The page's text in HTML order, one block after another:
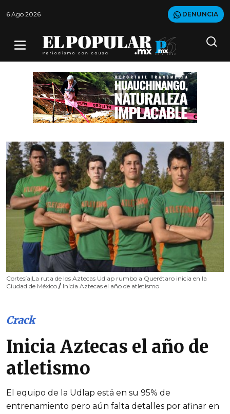
6 Ago 2026 DENUNCIA
Cortesía|La ruta de los Aztecas Udlap rumbo a Querétaro inicia en la
Ciudad de México / Inicia Aztecas el año de atletismo
Crack
Inicia Aztecas el año de
atletismo
El equipo de la Udlap está en su 95% de
entrenamiento pero aún falta detalles por afinar en